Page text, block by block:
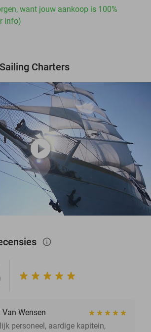
want jouw aankoop is 100%
info)
Charters
play_circle
info_outlined
Van Wensen
personeel, aardige kapitein,